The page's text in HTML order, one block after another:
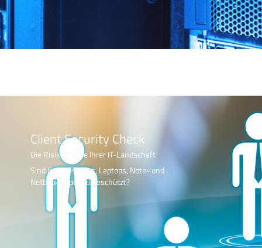
Client Security Check
Die Risikogruppe Ihrer IT-Landschaft
Sind Ihre Desktops, Laptops, Note- und
Netbooks optimal geschützt?